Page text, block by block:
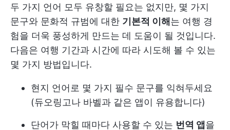
두 가지 언어 모두 유창할 필요는 없지만, 몇 가지
문구와 문화적 규범에 대한 기본적 이해는 여행 경
험을 더욱 풍성하게 만드는 데 도움이 될 것입니다.
다음은 여행 기간과 시간에 따라 시도해 볼 수 있는
몇 가지 방법입니다.
현지 언어로 몇 가지 필수 문구를 익혀두세요
(듀오링고나 바벨과 같은 앱이 유용합니다)
단어가 막힐 때마다 사용할 수 있는 번역 앱을